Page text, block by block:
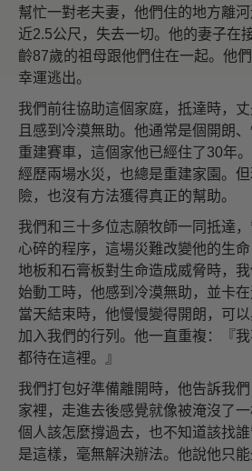
幫忙一對老夫妻，他們住的地方離
近2.5公尺，失去一切。他的妻子在
齡87歲的祖母跟他們住在一起。他
幸運逃出。
我們前往協助這個家庭，抵達時，
且感到冷漠無助。他通常是個開朗
重建賽車，這個家他已經住了30年
經歷兩場水災，也總是重建家園。
險，也沒有方法獲得真正的幫助。
我們和三十多位志願牧師一同抵達
心碎的程序，這場災難改變他的生
地板和石膏板對生命造成威脅時，
始動工時，他感到冷漠無助，並卡在
當天結束時，他慢慢變得開朗，可
加入我們的行列。他一直重複：『
都待在這裡。』
我們打包好準備離開時，他告訴我
家裡，走進去後感覺就像被淹沒了
個人該怎麼撐過去，也不知道該找
是這樣，毫無解決辦法。他說他只能